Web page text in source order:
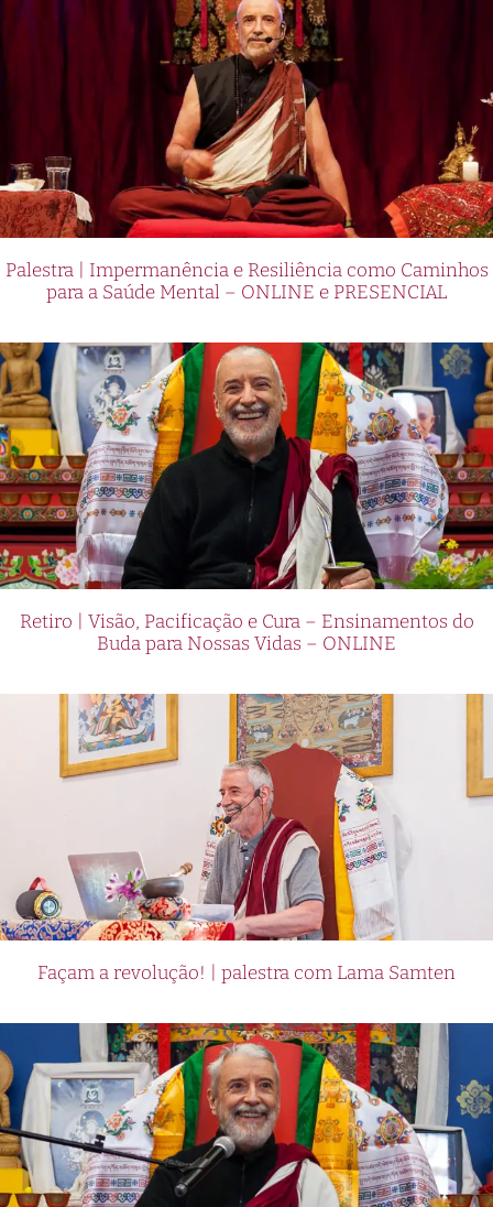
Palestra | Impermanência e Resiliência como Caminhos
para a Saúde Mental – ONLINE e PRESENCIAL
Retiro | Visão, Pacificação e Cura – Ensinamentos do
Buda para Nossas Vidas – ONLINE
Façam a revolução! | palestra com Lama Samten